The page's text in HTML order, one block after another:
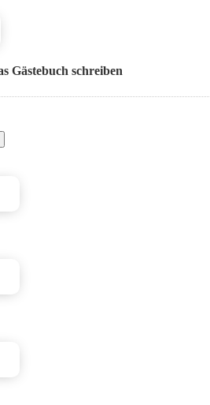
Gästebuch schreiben